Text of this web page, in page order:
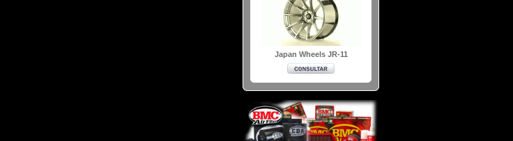
Japan Wheels JR-11